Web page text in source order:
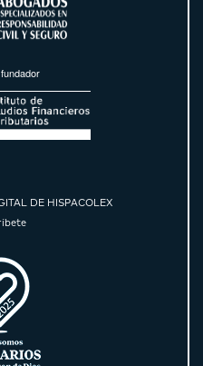
DE HISPACOLEX